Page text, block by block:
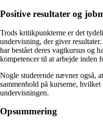
Positive resultater og
Trods kritikpunkterne er det
undervisning, der giver
har bestået deres vagtkursus og
kompetencer til at arbejde inden
Nogle studerende nævner også,
sammenhold på kurserne,
undervisningen.
Opsummering